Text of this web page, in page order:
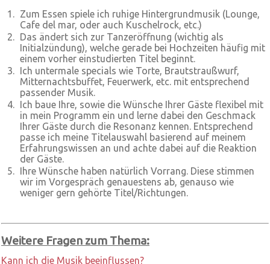
Zum Essen spiele ich ruhige Hintergrundmusik (Lounge,
Cafe del mar, oder auch Kuschelrock, etc.)
Das ändert sich zur Tanzeröffnung (wichtig als
Initialzündung), welche gerade bei Hochzeiten häufig mit
einem vorher einstudierten Titel beginnt.
Ich untermale specials wie Torte, Brautstraußwurf,
Mitternachtsbuffet, Feuerwerk, etc. mit entsprechend
passender Musik.
Ich baue Ihre, sowie die Wünsche Ihrer Gäste flexibel mit
in mein Programm ein und lerne dabei den Geschmack
Ihrer Gäste durch die Resonanz kennen. Entsprechend
passe ich meine Titelauswahl basierend auf meinem
Erfahrungswissen an und achte dabei auf die Reaktion
der Gäste.
Ihre Wünsche haben natürlich Vorrang. Diese stimmen
wir im Vorgespräch genauestens ab, genauso wie
weniger gern gehörte Titel/Richtungen.
Weitere Fragen zum Thema:
Kann ich die Musik beeinflussen?